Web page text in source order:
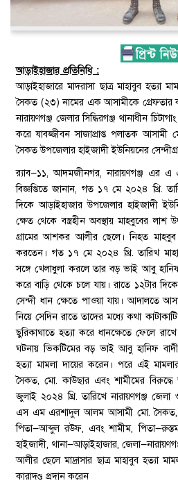
আড়াইহাজার প্রতিনিধি :
আড়াইহাজারে মাদরাসা ছাত্র মাহাবুব হত্যা
সৈকত (২৩) নামের এক আসামীকে গ্রেফতার
নারায়ণগঞ্জ জেলার সিদ্ধিরগঞ্জ থানাধীন
করে যাবজ্জীবন সাজাপ্রাপ্ত পলাতক
সৈকত উপজেলার হাইজাদী ইউনিয়নের
র‌্যাব—১১, আদমজীনগর, নারায়ণগঞ্জ এর এ
বিজ্ঞপ্তিতে জানান, গত ১৭ মে ২০২৪ খ্রি.
দিকে আড়াইহাজার উপজেলার হাইজাদী
ক্ষেত থেকে বস্ত্রহীন অবস্থায় মাহবুবের লাশ
গ্রামের আশকর আলীর ছেলে। নিহত মাহবুব
করতেন। গত ১৭ মে ২০২৪ খ্রি. তারিখ
সঙ্গে খেলাধুলা করলে তার বড় ভাই আবু
করে বাড়ি থেকে চলে যায়। রাতে ১২টার
সেন্দী ধান ক্ষেতে পাওয়া যায়। আদালতে
নিয়ে সেদিন রাতে তাদের মধ্যে কথা
ছুরিকাঘাতে হত্যা করে ধানক্ষেতে ফেলে
ঘটনায় ভিকটিমের বড় ভাই আবু হানিফ
হত্যা মামলা দায়ের করেন। পরে এই
সৈকত, মো. কাউছার এবং শামীমের
জুলাই ২০২৪ খ্রি. তারিখে নারায়ণগঞ্জ
এস এম এরশাদুল আলম আসামী মো. সৈকত,
পিতা—আব্দুল রউফ, এবং শামীম,
হাইজাদী, থানা—আড়াইহাজার,
আলীর ছেলে মাদ্রাসার ছাত্র মাহাবুব হত্যা
কারাদণ্ড প্রদান করেন